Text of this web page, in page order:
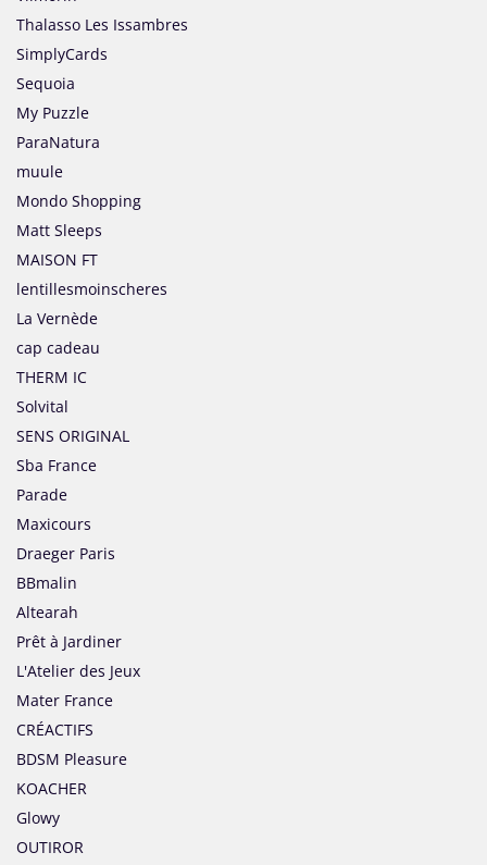
Thalasso Les Issambres
SimplyCards
Sequoia
My Puzzle
ParaNatura
muule
Mondo Shopping
Matt Sleeps
MAISON FT
lentillesmoinscheres
La Vernède
cap cadeau
THERM IC
Solvital
SENS ORIGINAL
Sba France
Parade
Maxicours
Draeger Paris
BBmalin
Altearah
Prêt à Jardiner
L'Atelier des Jeux
Mater France
CRÉACTIFS
BDSM Pleasure
KOACHER
Glowy
OUTIROR